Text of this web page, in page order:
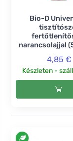
Bio-D
narancsolajjal
4,85 €
Készleten -